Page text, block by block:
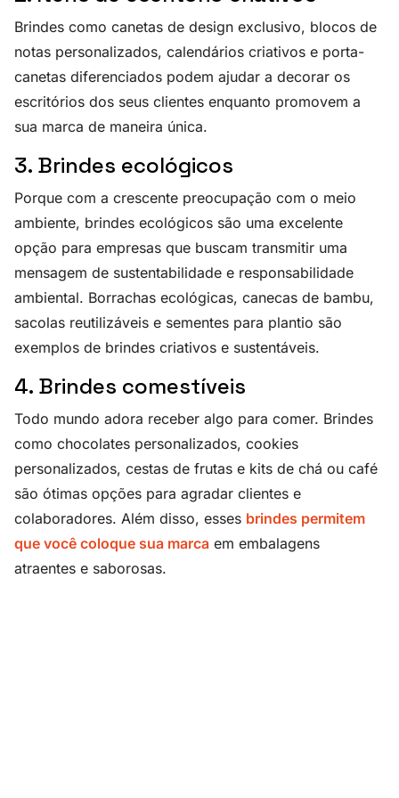
Brindes como canetas de design exclusivo, blocos de
notas personalizados, calendários criativos e porta-
canetas diferenciados podem ajudar a decorar os
escritórios dos seus clientes enquanto promovem a
sua marca de maneira única.
3. Brindes ecológicos
Porque com a crescente preocupação com o meio
ambiente, brindes ecológicos são uma excelente
opção para empresas que buscam transmitir uma
mensagem de sustentabilidade e responsabilidade
ambiental. Borrachas ecológicas, canecas de bambu,
sacolas reutilizáveis e sementes para plantio são
exemplos de brindes criativos e sustentáveis.
4. Brindes comestíveis
Todo mundo adora receber algo para comer. Brindes
como chocolates personalizados, cookies
personalizados, cestas de frutas e kits de chá ou café
são ótimas opções para agradar clientes e
colaboradores. Além disso, esses brindes permitem
que você coloque sua marca em embalagens
atraentes e saborosas.